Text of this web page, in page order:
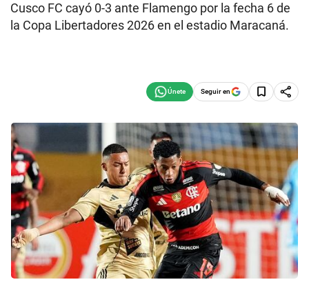
Cusco FC cayó 0-3 ante Flamengo por la fecha 6 de
la Copa Libertadores 2026 en el estadio Maracaná.
Seguir en